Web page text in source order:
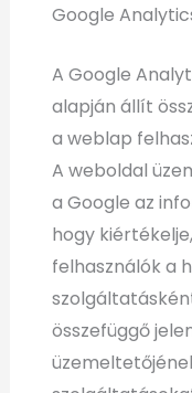
Google
A Google
alapján állít
a weblap
A weboldal
a Google az
hogy
felhasználók a
összefüggő